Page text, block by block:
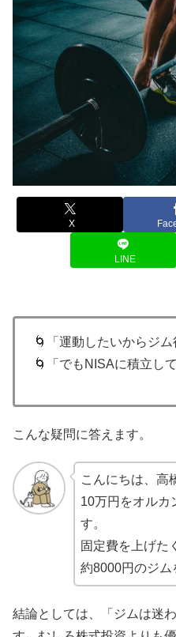
X
LINE
🌀「運動したいからジム
🌀「でもNISAに積立し
こんな疑問に答えます。
こんにちは、高
10万円をオルカ
す。
固定費を上げた
約8000円のジム
結論としては、「ジムは迷